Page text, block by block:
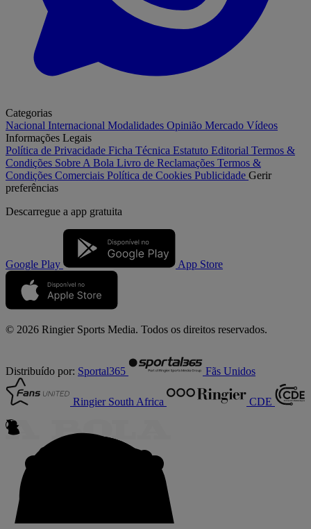
Categorias
Nacional Internacional Modalidades Opinião Mercado Vídeos
Informações Legais
Política de Privacidade Ficha Técnica Estatuto Editorial Termos &
Condições Sobre A Bola Livro de Reclamações Termos &
Condições Comerciais Política de Cookies Publicidade Gerir
preferências
Descarregue a app gratuita
Google Play App Store
© 2026 Ringier Sports Media. Todos os direitos reservados.
Distribuído por: Sportal365 Fãs Unidos
Ringier South Africa CDE